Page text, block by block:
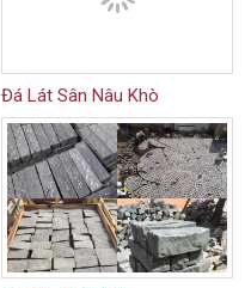
Đá Lát Sân Nâu Khò